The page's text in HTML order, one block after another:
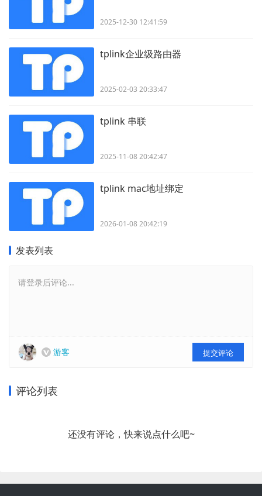
2025-12-30 12:41:59
tplink企业级路由器
2025-02-03 20:33:47
tplink 串联
2025-11-08 20:42:47
tplink mac地址绑定
2026-01-08 20:42:19
发表列表
请登录后评论...
游客 提交评论
评论列表
还没有评论，快来说点什么吧~